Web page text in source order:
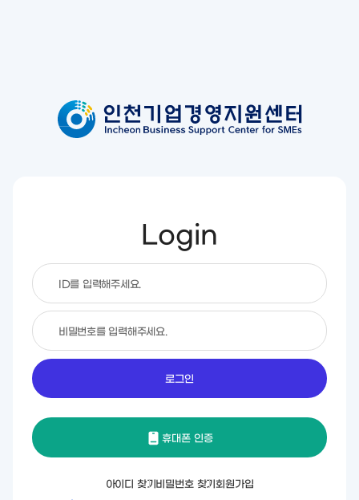
Login
아
이
디
비
밀
번
호
휴대폰 인증
아이디 찾기 비밀번호 찾기회원가입